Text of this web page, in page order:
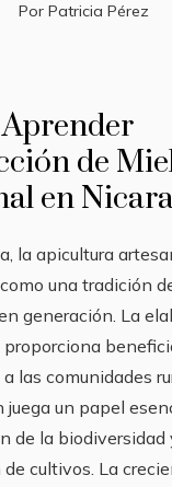
Por Patricia Pérez
de
en
la apicultura
una tradición
generación. La
proporciona
las comunidades
juega un papel
de la biodiversidad
cultivos. La